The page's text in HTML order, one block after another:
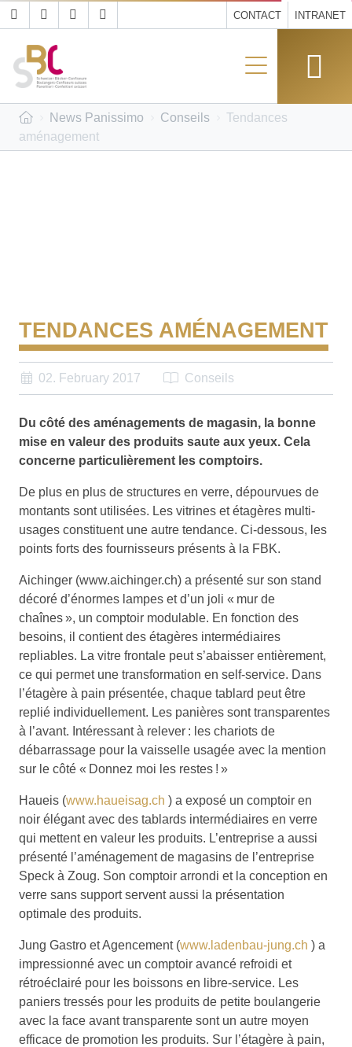
CONTACT INTRANET
News Panissimo Conseils
Tendances
aménagement
TENDANCES AMÉNAGEMENT
02. February 2017 Conseils
Du côté des aménagements de magasin, la bonne
mise en valeur des produits saute aux yeux. Cela
concerne particulièrement les comptoirs.
De plus en plus de structures en verre, dépourvues de
montants sont utilisées. Les vitrines et étagères multi-
usages constituent une autre tendance. Ci-dessous, les
points forts des fournisseurs présents à la FBK.
Aichinger (www.aichinger.ch) a présenté sur son stand
décoré d’énormes lampes et d’un joli « mur de
chaînes », un comptoir modulable. En fonction des
besoins, il contient des étagères intermédiaires
repliables. La vitre frontale peut s’abaisser entièrement,
ce qui permet une transformation en self-service. Dans
l’étagère à pain présentée, chaque tablard peut être
replié individuellement. Les panières sont transparentes
à l’avant. Intéressant à relever : les chariots de
débarrassage pour la vaisselle usagée avec la mention
sur le côté « Donnez moi les restes ! »
Haueis (www.haueisag.ch ) a exposé un comptoir en
noir élégant avec des tablards intermédiaires en verre
qui mettent en valeur les produits. L’entreprise a aussi
présenté l’aménagement de magasins de l’entreprise
Speck à Zoug. Son comptoir arrondi et la conception en
verre sans support servent aussi la présentation
optimale des produits.
Jung Gastro et Agencement (www.ladenbau-jung.ch ) a
impressionné avec un comptoir avancé refroidi et
rétroéclairé pour les boissons en libre-service. Les
paniers tressés pour les produits de petite boulangerie
avec la face avant transparente sont un autre moyen
efficace de promotion les produits. Sur l’étagère à pain,